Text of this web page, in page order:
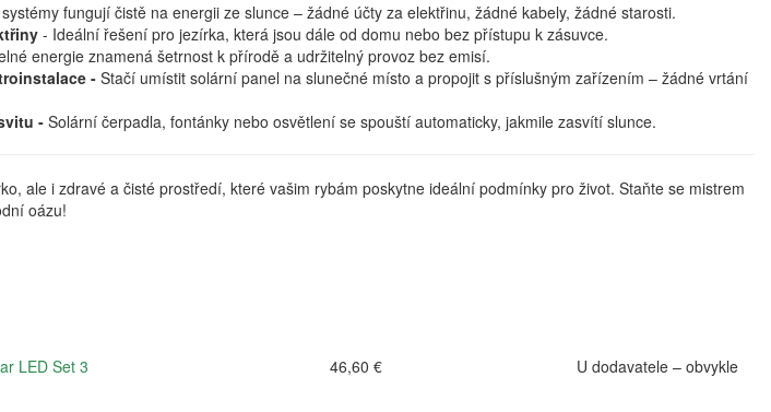
fungují čistě na energii ze slunce – žádné účty za elektřinu, žádné kabely, žádné starosti.
- Ideální řešení pro jezírka, která jsou dále od domu nebo bez přístupu k zásuvce.
energie znamená šetrnost k přírodě a udržitelný provoz bez emisí.
-Stačí umístit solární panel na slunečné místo a propojit s příslušným zařízením – žádné vrtání
- Solární čerpadla, fontánky nebo osvětlení se spouští automaticky, jakmile zasvítí slunce.
ale i zdravé a čisté prostředí, které vašim rybám poskytne ideální podmínky pro život. Staňte se mistrem
oázu!
LED Set 3
46,60 € U dodavatele – obvykle